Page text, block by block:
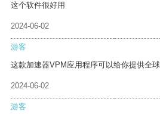
这个软件很好用
2024-06-02
游客
这款加速器VPM应用程序可以给你提供全
2024-06-02
游客